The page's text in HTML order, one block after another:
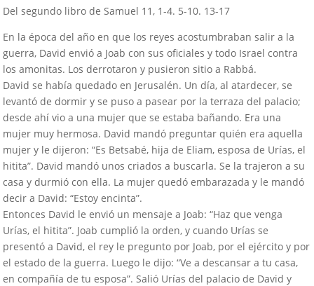
Del segundo libro de Samuel 11, 1-4. 5-10. 13-17
En la época del año en que los reyes acostumbraban salir a la
guerra, David envió a Joab con sus oficiales y todo Israel contra
los amonitas. Los derrotaron y pusieron sitio a Rabbá.
David se había quedado en Jerusalén. Un día, al atardecer, se
levantó de dormir y se puso a pasear por la terraza del palacio;
desde ahí vio a una mujer que se estaba bañando. Era una
mujer muy hermosa. David mandó preguntar quién era aquella
mujer y le dijeron: “Es Betsabé, hija de Eliam, esposa de Urías, el
hitita”. David mandó unos criados a buscarla. Se la trajeron a su
casa y durmió con ella. La mujer quedó embarazada y le mandó
decir a David: “Estoy encinta”.
Entonces David le envió un mensaje a Joab: “Haz que venga
Urías, el hitita”. Joab cumplió la orden, y cuando Urías se
presentó a David, el rey le pregunto por Joab, por el ejército y por
el estado de la guerra. Luego le dijo: “Ve a descansar a tu casa,
en compañía de tu esposa”. Salió Urías del palacio de David y